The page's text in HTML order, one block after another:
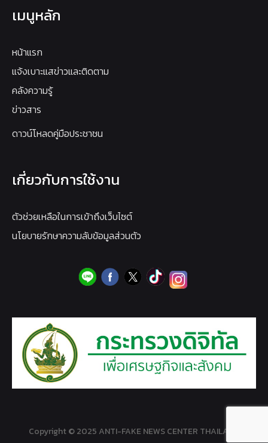
เมนูหลัก
หน้าแรก
แจ้งเบาะแสข่าวและติดตาม
คลังความรู้
ข่าวสาร
ดาวน์โหลดคู่มือประชาชน
เกี่ยวกับการใช้งาน
ตัวช่วยเหลือในการเข้าถึงเว็บไซต์
นโยบายรักษาความลับข้อมูลส่วนตัว
Copyright © 2025 ANTI-FAKE NEWS CENTER THAILAND